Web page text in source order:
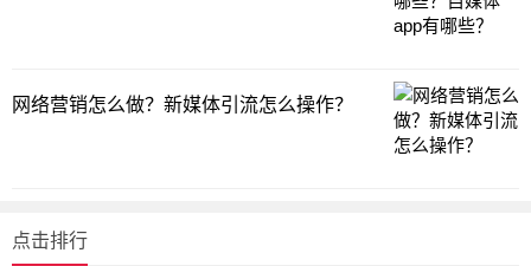
网络营销怎么做？新媒体引流怎么操作？
点击排行